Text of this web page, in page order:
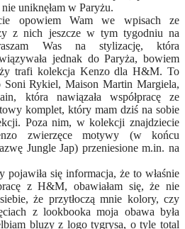
uniknęłam w Paryżu.
opowiem Wam we wpisach ze
z nich jeszcze w tym tygodniu na
Was na stylizację, która
jednak do Paryża, bowiem
trafi kolekcja Kenzo dla H&M. To
Soni Rykiel, Maison Martin Margiela,
która nawiązała współpracę ze
komplet, który mam dziś na sobie
Poza nim, w kolekcji znajdziecie
zwierzęce motywy (w końcu
Jungle Jap) przeniesione m.in. na
pojawiła się informacja, że to właśnie
z H&M, obawiałam się, że nie
że przytłoczą mnie kolory, czy
z lookbooka moja obawa była
bluzy z logo tygrysa, o tyle total